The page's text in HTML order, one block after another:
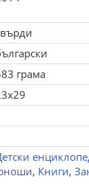
грама
, Книги,